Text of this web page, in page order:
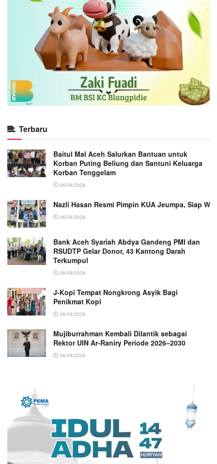
Terbaru
Baitul Mal Aceh Salurkan Bantuan untuk
Korban Puting Beliung dan Santuni Keluarga
Korban Tenggelam
06/08/2026
Nazli Hasan Resmi Pimpin KUA Jeumpa, Siap
06/08/2026
Bank Aceh Syariah Abdya Gandeng PMI dan
RSUDTP Gelar Donor, 43 Kantong Darah
Terkumpul
06/08/2026
J-Kopi Tempat Nongkrong Asyik Bagi
Penikmat Kopi
06/08/2026
Mujiburrahman Kembali Dilantik sebagai
Rektor UIN Ar-Raniry Periode 2026–2030
06/08/2026